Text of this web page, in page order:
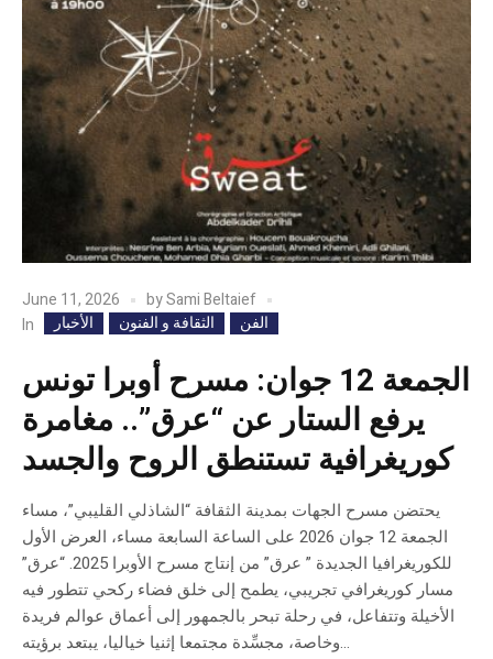
June 11, 2026 bySami Beltaief
In
الأخبار الثقافة و الفنون الفن
الجمعة 12 جوان: مسرح أوبرا تونس
يرفع الستار عن “عرق”.. مغامرة
كوريغرافية تستنطق الروح والجسد
يحتضن مسرح الجهات بمدينة الثقافة “الشاذلي القليبي”، مساء
الجمعة 12 جوان 2026 على الساعة السابعة مساء، العرض الأول
للكوريغرافيا الجديدة ” عرق” من إنتاج مسرح الأوبرا 2025. “عرق”
مسار كوريغرافي تجريبي، يطمح إلى خلق فضاء ركحي تتطور فيه
الأخيلة وتتفاعل، في رحلة تبحر بالجمهور إلى أعماق عوالم فريدة
وخاصة، مجسِّدة مجتمعا إثنيا خياليا، يبتعد برؤيته...